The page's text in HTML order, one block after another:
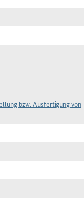
bzw. Ausfertigung von